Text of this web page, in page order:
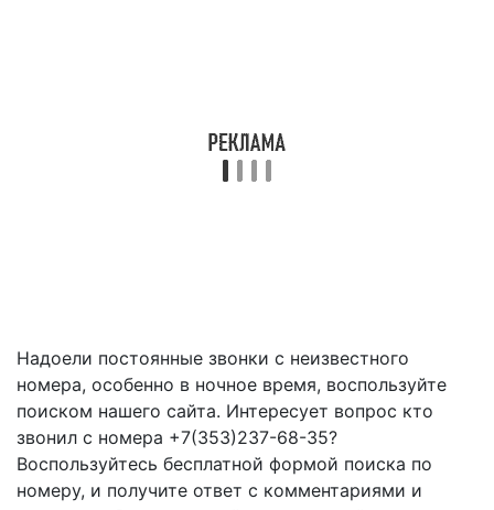
Надоели постоянные звонки с неизвестного
номера, особенно в ночное время, воспользуйте
поиском нашего сайта. Интересует вопрос кто
звонил с номера +7(353)237-68-35?
Воспользуйтесь бесплатной формой поиска по
номеру, и получите ответ с комментариями и